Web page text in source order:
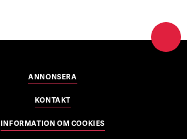
ANNONSERA
KONTAKT
INFORMATION OM COOKIES